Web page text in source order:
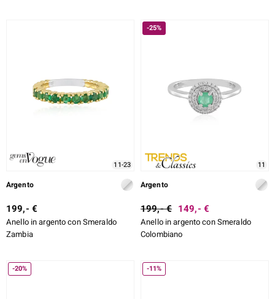
11-23
Argento
199,- €
Anello in argento con Smeraldo
Zambia
-25%
11
Argento
199,- € 149,- €
Anello in argento con Smeraldo
Colombiano
-20% -11%